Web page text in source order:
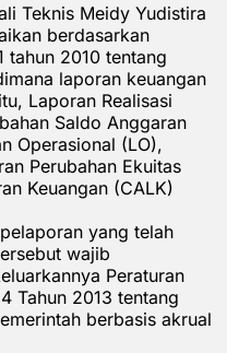
Teknis Meidy Yudistira
berdasarkan
tahun 2010 tentang
laporan keuangan
Laporan Realisasi
Saldo Anggaran
Operasional (LO),
Perubahan Ekuitas
Keuangan (CALK)
yang telah
wajib
Peraturan
Tahun 2013 tentang
berbasis akrual